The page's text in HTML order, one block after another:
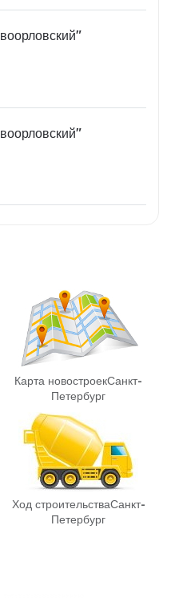
Карта новостроекСанкт-
Петербург
Ход строительстваСанкт-
Петербург